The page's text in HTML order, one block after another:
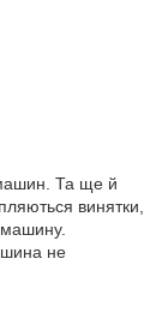
Та ще й
винятки,
не